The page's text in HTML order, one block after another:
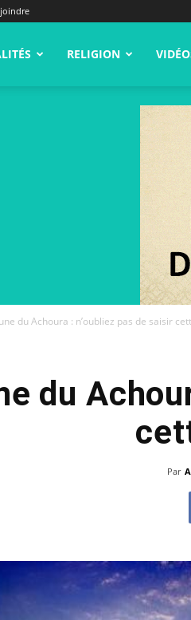
RELIGION
du Achoura : n’oubliez pas de saisir
du
Par